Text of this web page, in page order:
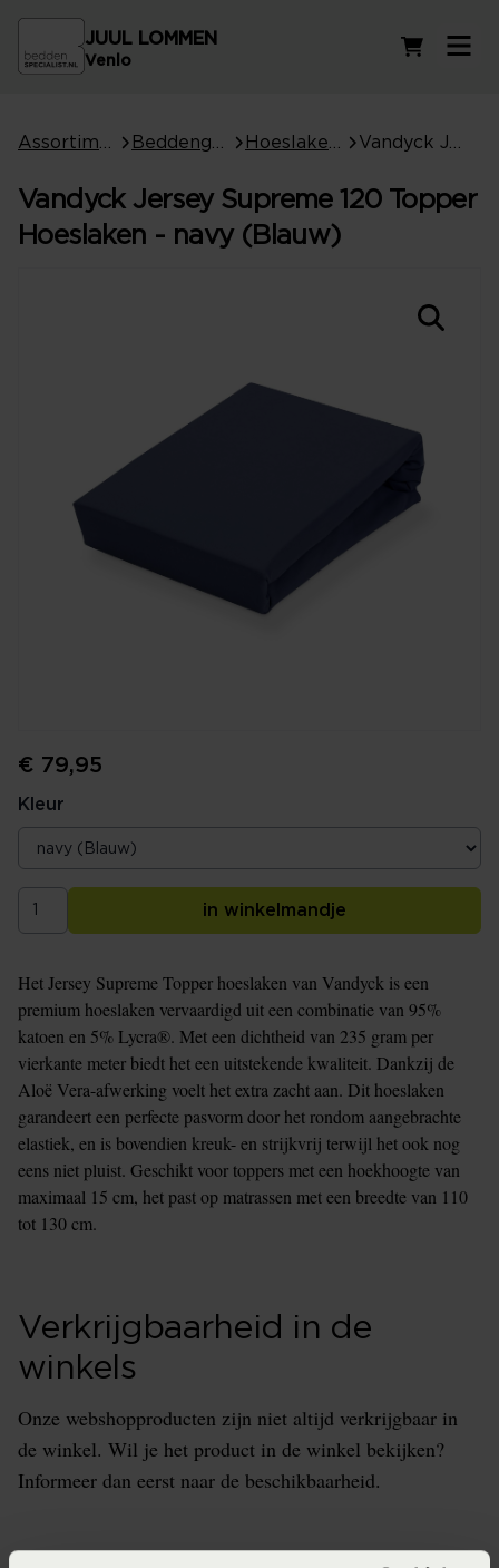
JUUL LOMMEN
Venlo
Vandyck Jersey Supreme 120 Topper
Hoeslaken - navy (Blauw)
€ 79,95
Kleur
in winkelmandje
Het Jersey Supreme Topper hoeslaken van Vandyck is een
premium hoeslaken vervaardigd uit een combinatie van 95%
katoen en 5% Lycra®. Met een dichtheid van 235 gram per
vierkante meter biedt het een uitstekende kwaliteit. Dankzij de
Aloë Vera-afwerking voelt het extra zacht aan. Dit hoeslaken
garandeert een perfecte pasvorm door het rondom aangebrachte
elastiek, en is bovendien kreuk- en strijkvrij terwijl het ook nog
eens niet pluist. Geschikt voor toppers met een hoekhoogte van
maximaal 15 cm, het past op matrassen met een breedte van 110
tot 130 cm.
Verkrijgbaarheid in de
winkels
Onze webshopproducten zijn niet altijd verkrijgbaar in
de winkel. Wil je het product in de winkel bekijken?
Informeer dan eerst naar de beschikbaarheid.